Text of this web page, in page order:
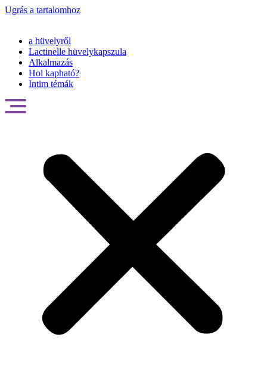
Ugrás a tartalomhoz
a hüvelyről
Lactinelle hüvelykapszula
Alkalmazás
Hol kapható?
Intim témák